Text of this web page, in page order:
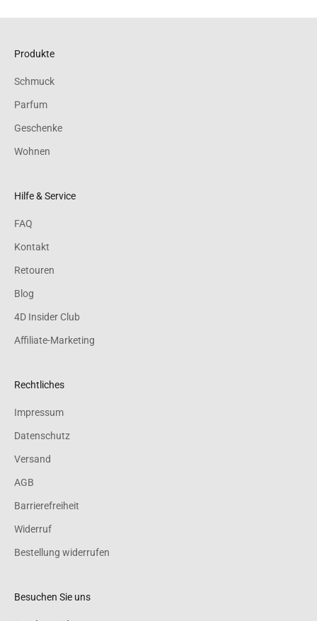
Produkte
Schmuck
Parfum
Geschenke
Wohnen
Hilfe & Service
FAQ
Kontakt
Retouren
Blog
4D Insider Club
Affiliate-Marketing
Rechtliches
Impressum
Datenschutz
Versand
AGB
Barrierefreiheit
Widerruf
Bestellung widerrufen
Besuchen Sie uns